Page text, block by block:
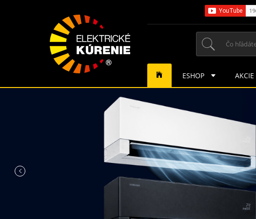
ESHOP AKCIE